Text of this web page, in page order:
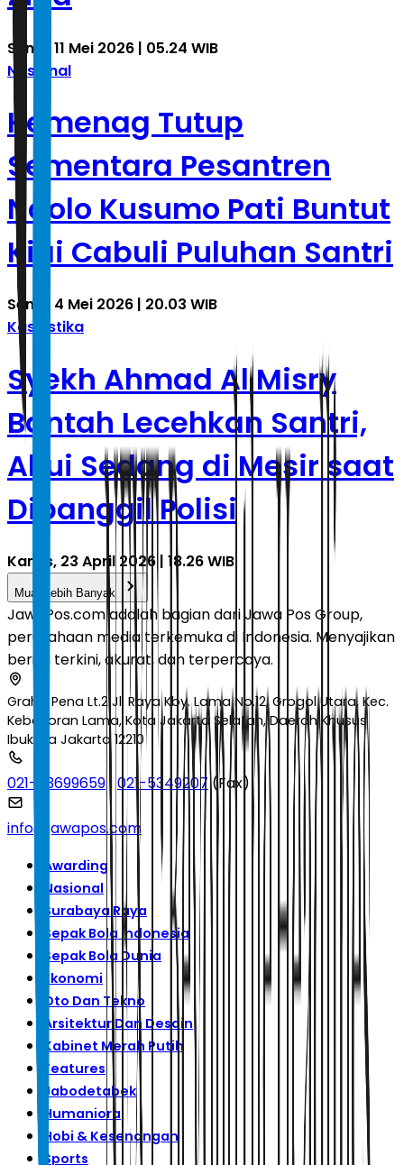
Senin, 11 Mei 2026 | 05.24 WIB
Nasional
Kemenag Tutup
Sementara Pesantren
Ndolo Kusumo Pati Buntut
Kiai Cabuli Puluhan Santri
Senin, 4 Mei 2026 | 20.03 WIB
Kasuistika
Syekh Ahmad Al Misry
Bantah Lecehkan Santri,
Akui Sedang di Mesir saat
Dipanggil Polisi
Kamis, 23 April 2026 | 18.26 WIB
Muat Lebih Banyak
JawaPos.com adalah bagian dari Jawa Pos Group,
perusahaan media terkemuka di Indonesia. Menyajikan
berita terkini, akurat, dan terpercaya.
Graha Pena Lt.2 Jl. Raya Kby. Lama No.12, Grogol Utara, Kec.
Kebayoran Lama, Kota Jakarta Selatan, Daerah Khusus
Ibukota Jakarta 12210
021-53699659| 021-5349207(Fax)
info@jawapos.com
Awarding
Nasional
Surabaya Raya
Sepak Bola Indonesia
Sepak Bola Dunia
Ekonomi
Oto Dan Tekno
Arsitektur Dan Desain
Kabinet Merah Putih
Features
Jabodetabek
Humaniora
Hobi & Kesenangan
Sports